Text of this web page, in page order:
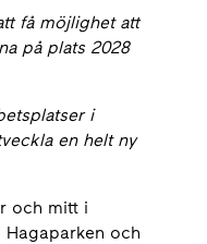
få möjlighet att
på plats 2028
i
en helt ny
och mitt i
och